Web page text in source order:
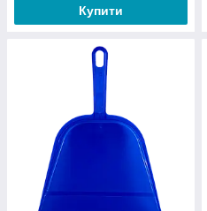
Купити